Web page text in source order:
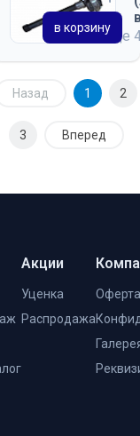
на складе
в корзину
Назад 1 2
3 Вперед
Акции
Уценка
Распродажа
Оферта